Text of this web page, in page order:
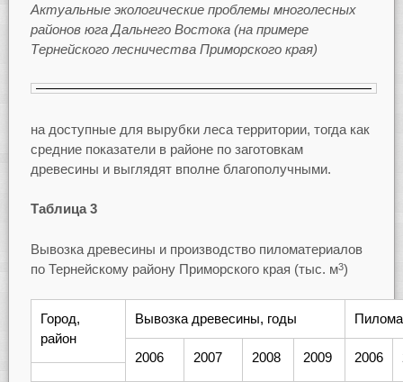
Актуальные экологические проблемы многолесных
районов юга Дальнего Востока (на примере
Тернейского лесничества Приморского края)
на доступные для вырубки леса территории, тогда как
средние показатели в районе по заготовкам
древесины и выглядят вполне благополучными.
Таблица 3
Вывозка древесины и производство пиломатериалов
по Тернейскому району Приморского края (тыс. м3)
Город,
район
Вывозка древесины, годы
2006 2007 2008 2009 2006